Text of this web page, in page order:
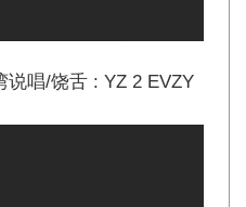
说唱/饶舌 : YZ 2 EVZY